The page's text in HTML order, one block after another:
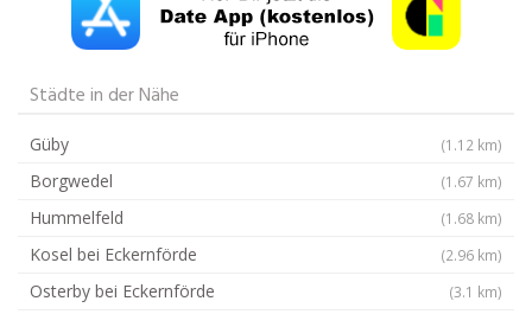
Städte in der Nähe
Güby (1.12 km)
Borgwedel (1.67 km)
Hummelfeld (1.68 km)
Kosel bei Eckernförde (2.96 km)
Osterby bei Eckernförde (3.1 km)